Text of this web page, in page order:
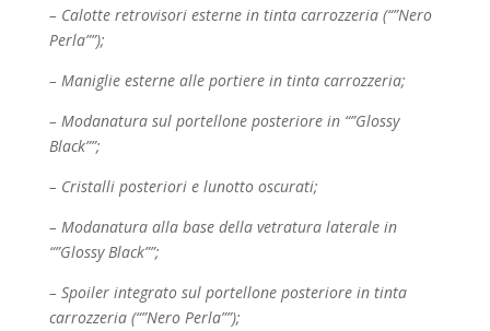
– Calotte retrovisori esterne in tinta carrozzeria (“”Nero
Perla””);
– Maniglie esterne alle portiere in tinta carrozzeria;
– Modanatura sul portellone posteriore in “”Glossy
Black””;
– Cristalli posteriori e lunotto oscurati;
– Modanatura alla base della vetratura laterale in
“”Glossy Black””;
– Spoiler integrato sul portellone posteriore in tinta
carrozzeria (“”Nero Perla””);